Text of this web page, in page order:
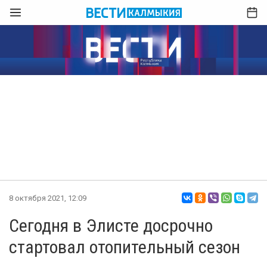
8 октября 2021, 12:09
Сегодня в Элисте досрочно
стартовал отопительный сезон